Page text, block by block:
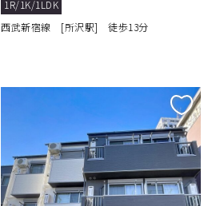
1R/1K/1LDK
西武新宿線 [所沢駅] 徒歩13分